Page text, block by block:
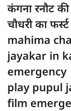
कंगना रनौट
चौधरी का
mahima
jayakar in
play pupul
film